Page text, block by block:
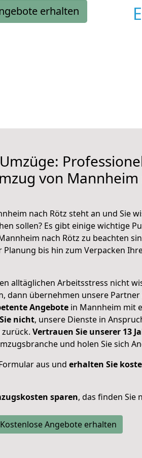
erhalten
von Mannheim
nach Rötz steht an und Sie
sollen? Es gibt einige wichtige
nach Rötz zu beachten
Planung bis hin zum Verpacken
alltäglichen Arbeitsstress nicht
dann übernehmen unsere Partner
Angebote in Mannheim mit
nicht, unsere Dienste in
zurück. Vertrauen Sie unserer 13
und holen Sie sich
aus und erhalten Sie
sparen, das finden Sie
Kostenlose Angebote erhalten